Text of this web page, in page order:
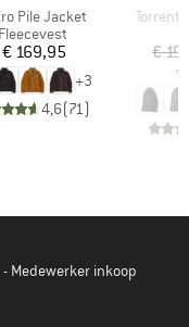
Pile Jacket
Productgroep
Fleecevest
Prijs
€ 169,95
+3
4,6(71)
Artikel
€
€
Medewerker inkoop